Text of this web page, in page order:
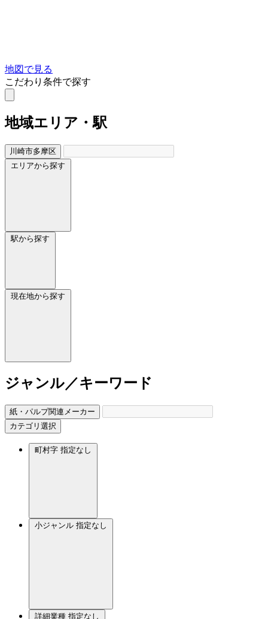
地図で見る
こだわり条件で探す
地域エリア・駅
川崎市多摩区
エリアから探す
駅から探す
現在地から探す
ジャンル／キーワード
紙・パルプ関連メーカー
カテゴリ選択
町村字 指定なし
小ジャンル 指定なし
詳細業種 指定なし